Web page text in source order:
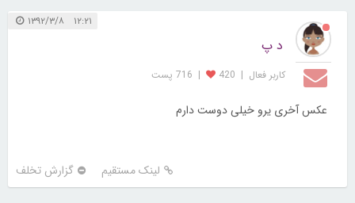
۱۲:۲۱ ۱۳۹۲/۳/۸
د پ
کاربر فعال |
420
| 716 پست
عکس آخری یرو خیلی دوست دارم
لینک مستقیم گزارش تخلف